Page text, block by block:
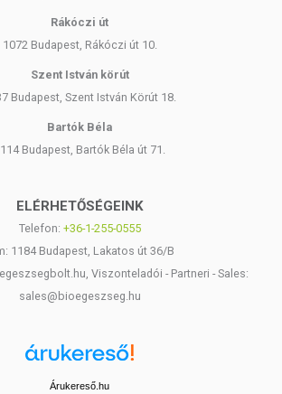
Rákóczi út
1072 Budapest, Rákóczi út 10.
Szent István körút
Budapest, Szent István Körút 18.
Bartók Béla
Budapest, Bartók Béla út 71.
ELÉRHETŐSÉGEINK
Telefon: +36-1-255-0555
1184 Budapest, Lakatos út 36/B
Viszonteladói - Partneri - Sales:
sales@bioegeszseg.hu
Árukereső.hu